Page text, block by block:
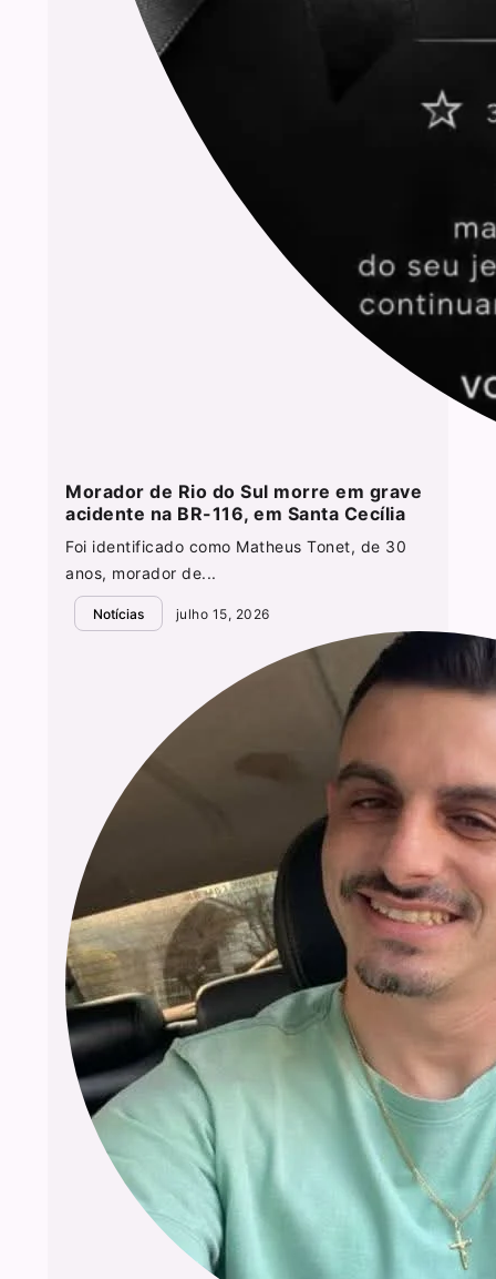
Morador de Rio do Sul morre em grave
acidente na BR-116, em Santa Cecília
Foi identificado como Matheus Tonet, de 30
anos, morador de...
Notícias julho 15, 2026